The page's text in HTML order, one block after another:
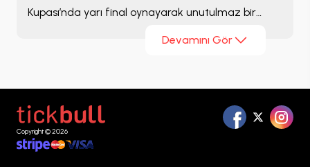
Kupası’nda yarı final oynayarak unutulmaz bir
sen de bu efsanevi yolculukta tribünde yer almak
istiyorsan, Bulgaristan maç biletini
Tickbull.com
üzerinden kolay ve güvenilir bir şekilde satın alın.
Devamını Gör
Copyright © 2026